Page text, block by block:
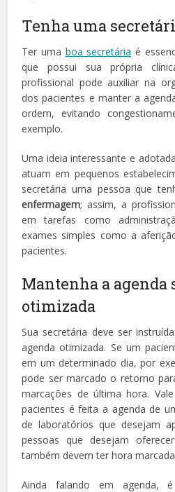
Tenha uma
Ter uma boa secretária é
que possui sua própria
profissional pode auxiliar na
dos pacientes e manter a
ordem, evitando
exemplo.
Uma ideia interessante e
atuam em pequenos
secretária uma pessoa que
enfermagem; assim, a
em tarefas como
exames simples como a
pacientes.
Mantenha a agenda
otimizada
Sua secretária deve ser
agenda otimizada. Se um
em um determinado dia, por
pode ser marcado o retorno
marcações de última hora.
pacientes é feita a agenda de
de laboratórios que desejam
pessoas que desejam
também devem ter hora
Ainda falando em agenda,